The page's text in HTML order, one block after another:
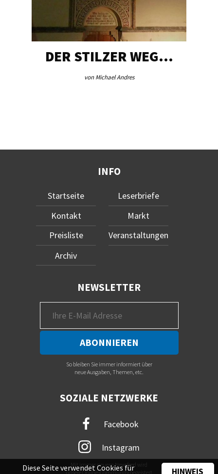
DER STILZER WEG…
von Michael Andres
INFO
Startseite
Kontakt
Preisliste
Archiv
Leserbriefe
Markt
Veranstaltungen
NEWSLETTER
So bleiben Sie immer informiert über
neue Ausgaben, Themen, etc.
SOZIALE NETZWERKE
Facebook
Instagram
Mit immer neuem Newsfeed wird
unsere Online-Community begeistert
Diese Seite verwendet Cookies für
HINWEIS